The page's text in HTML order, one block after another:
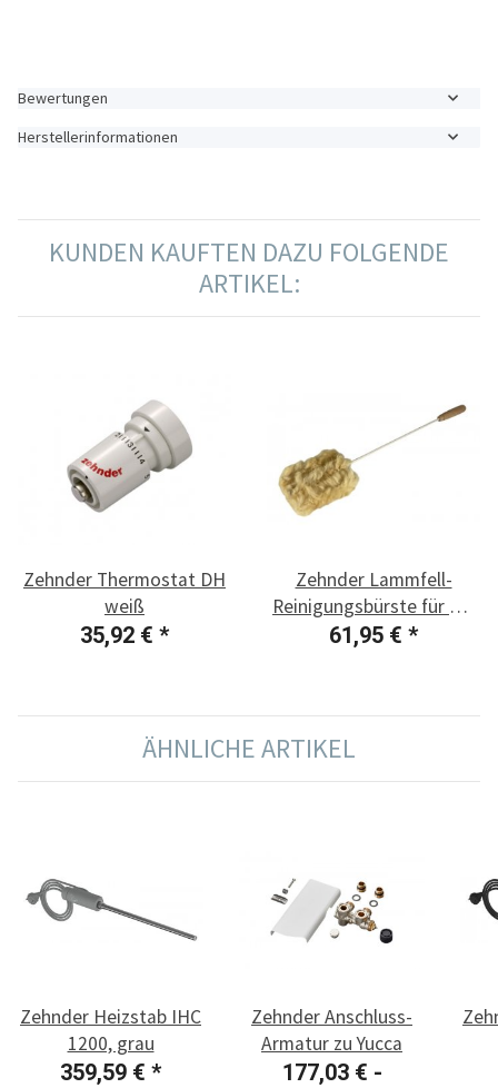
Bewertungen
Herstellerinformationen
KUNDEN KAUFTEN DAZU FOLGENDE
ARTIKEL:
Zehnder Thermostat DH
weiß
35,92 € *
Zehnder Lammfell-
Reinigungsbürste für HK
Yucca, Universal, Toga
61,95 € *
ÄHNLICHE ARTIKEL
Zehnder Heizstab IHC
1200, grau
359,59 € *
Zehnder Anschluss-
Armatur zu Yucca
177,03 € -